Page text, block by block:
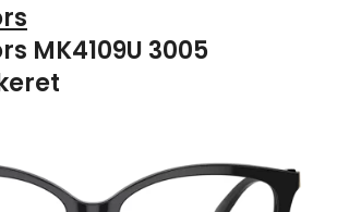
MK4109U 3005